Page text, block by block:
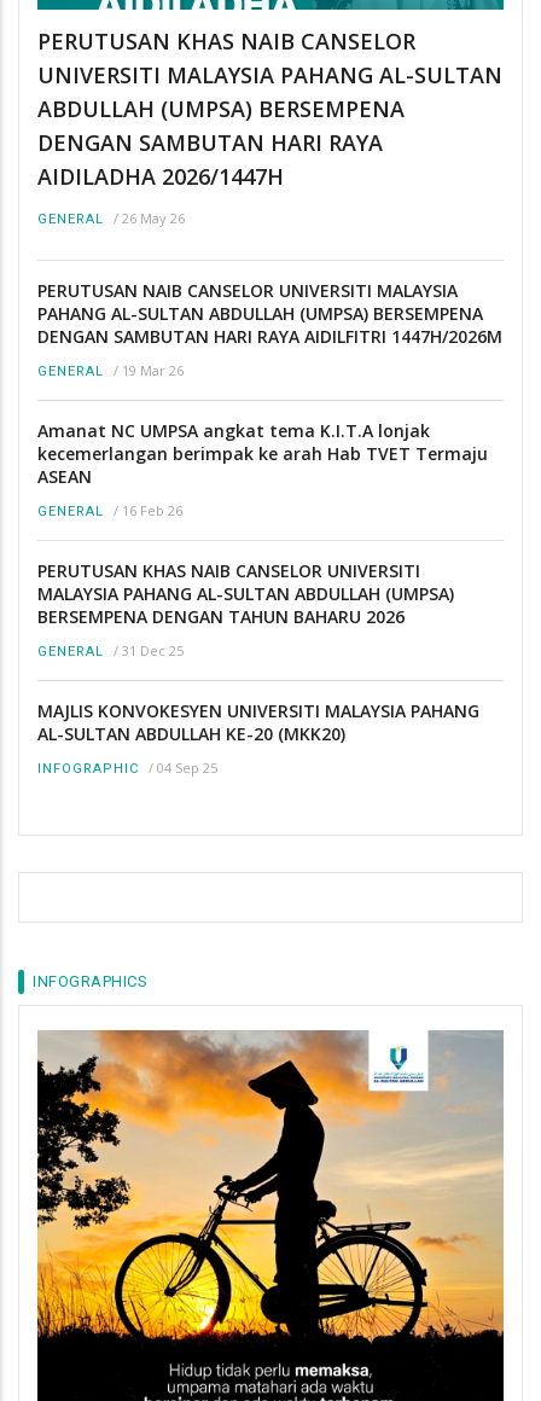
PERUTUSAN KHAS NAIB CANSELOR
UNIVERSITI MALAYSIA PAHANG AL-SULTAN
ABDULLAH (UMPSA) BERSEMPENA
DENGAN SAMBUTAN HARI RAYA
AIDILADHA 2026/1447H
GENERAL / 26 May 26
PERUTUSAN NAIB CANSELOR UNIVERSITI MALAYSIA
PAHANG AL-SULTAN ABDULLAH (UMPSA) BERSEMPENA
DENGAN SAMBUTAN HARI RAYA AIDILFITRI 1447H/2026M
GENERAL / 19 Mar 26
Amanat NC UMPSA angkat tema K.I.T.A lonjak
kecemerlangan berimpak ke arah Hab TVET Termaju
ASEAN
GENERAL / 16 Feb 26
PERUTUSAN KHAS NAIB CANSELOR UNIVERSITI
MALAYSIA PAHANG AL-SULTAN ABDULLAH (UMPSA)
BERSEMPENA DENGAN TAHUN BAHARU 2026
GENERAL / 31 Dec 25
MAJLIS KONVOKESYEN UNIVERSITI MALAYSIA PAHANG
AL-SULTAN ABDULLAH KE-20 (MKK20)
INFOGRAPHIC / 04 Sep 25
INFOGRAPHICS